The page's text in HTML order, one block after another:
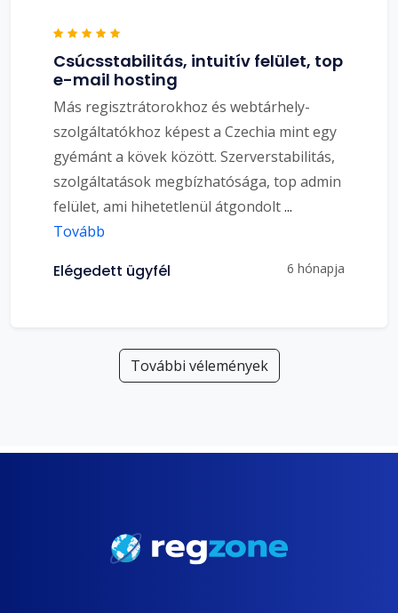
Csúcsstabilitás, intuitív felület, top
e-mail hosting
Más regisztrátorokhoz és webtárhely-
szolgáltatókhoz képest a Czechia mint egy
gyémánt a kövek között. Szerverstabilitás,
szolgáltatások megbízhatósága, top admin
felület, ami hihetetlenül átgondolt...
Tovább
Elégedett ügyfél 6 hónapja
További vélemények